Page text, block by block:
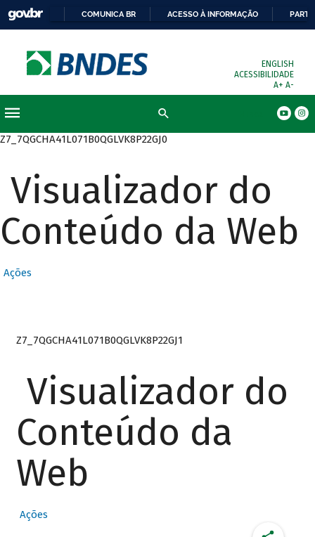
COMUNICA BR ACESSO À INFORMAÇÃO
ENGLISH
ACESSIBILIDADE
A+ A-
Z7_7QGCHA41L071B0QGLVK8P22GJ0
Visualizador do
Conteúdo da Web
Ações
Z7_7QGCHA41L071B0QGLVK8P22GJ1
Visualizador do
Conteúdo da
Web
Ações